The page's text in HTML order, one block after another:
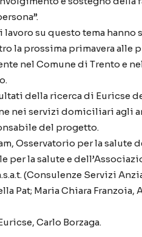
su questo tema hanno
la prossima primavera alle
nel Comune di Trento e
della ricerca di Euricse
nei servizi domiciliari agli
del progetto.
Osservatorio per la salute
per la salute e
(Consulenze Servizi
Pat; Maria Chiara Franzoia,
Carlo Borzaga.